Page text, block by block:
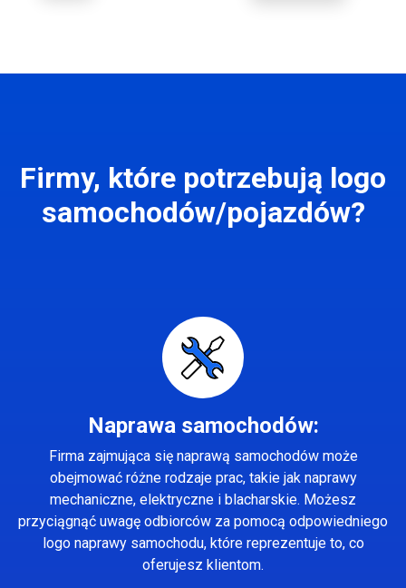
Firmy, które potrzebują logo
samochodów/pojazdów?
Naprawa samochodów:
Firma zajmująca się naprawą samochodów może
obejmować różne rodzaje prac, takie jak naprawy
mechaniczne, elektryczne i blacharskie. Możesz
przyciągnąć uwagę odbiorców za pomocą odpowiedniego
logo naprawy samochodu, które reprezentuje to, co
oferujesz klientom.